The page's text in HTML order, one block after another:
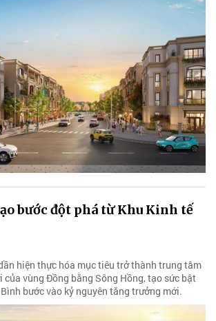
bước đột phá từ Khu Kinh tế
hiện thực hóa mục tiêu trở thành trung tâm
của vùng Đồng bằng Sông Hồng, tạo sức bật
bước vào kỷ nguyên tăng trưởng mới.